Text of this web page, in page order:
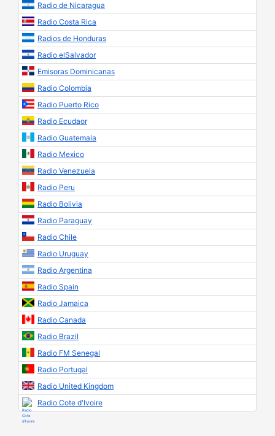
Radio de Nicaragua
Radio Costa Rica
Radios de Honduras
Radio elSalvador
Emisoras Dominicanas
Radio Colombia
Radio Puerto Rico
Radio Ecudaor
Radio Guatemala
Radio Mexico
Radio Venezuela
Radio Peru
Radio Bolivia
Radio Paraguay
Radio Chile
Radio Uruguay
Radio Argentina
Radio Spain
Radio Jamaica
Radio Canada
Radio Brazil
Radio FM Senegal
Radio Portugal
Radio United Kingdom
Radio Cote d'Ivoire